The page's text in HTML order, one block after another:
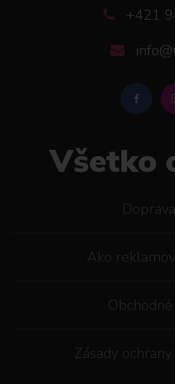
+421
Všetko
Ako
Zásady